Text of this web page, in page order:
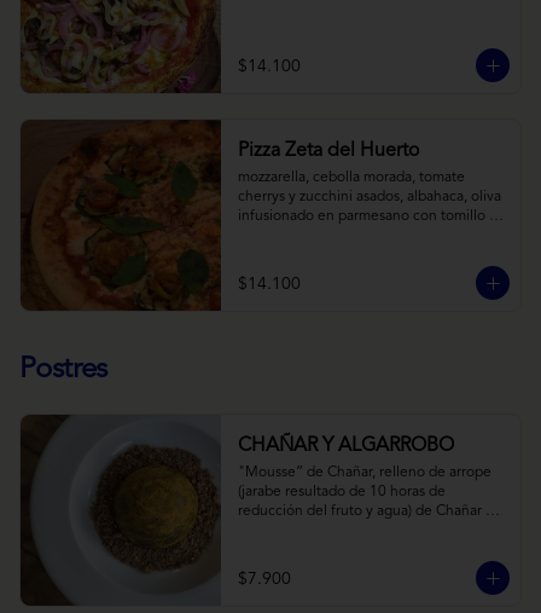
$14.100
Pizza Zeta del Huerto
mozzarella, cebolla morada, tomate
cherrys y zucchini asados, albahaca, oliva
infusionado en parmesano con tomillo y
$14.100
Postres
CHAÑAR Y ALGARROBO
"Mousse” de Chañar, relleno de arrope
(jarabe resultado de 10 horas de
reducción del fruto y agua) de Chañar
amargo y cúrcuma, sobre una tierra de
harina de Algarrobo y nueces.
$7.900